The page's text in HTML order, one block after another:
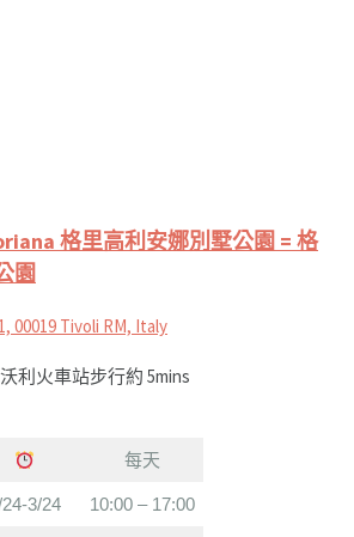
格里高利安娜別墅公園 = 格
園
00019 Tivoli RM, Italy
利火車站步行約 5mins
每天
24-3/24 10:00 – 17:00